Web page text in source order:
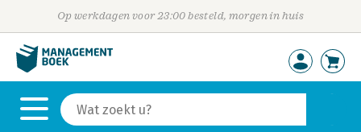
Op werkdagen voor 23:00 besteld, morgen in huis